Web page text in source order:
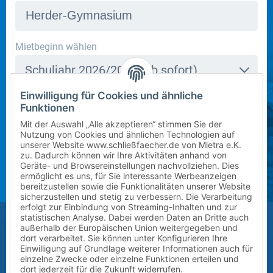
In dieser Schule stehen derzeit leider keine Schließfächer
zur Verfügung. Bitte kontaktieren Sie uns per E-Mail
aninfo@mietra.de.
Mietbeginn wählen
Schuljahr 2026/2027 (ab sofort)
Klasse wählen
Bitte wählen Sie die korrekte Klassenstufe im
kommenden Schuljahr.
5
Zusatz (Klasse a, b, c) wählen
?
Größe des Kindes (Erreichbarkeit des Schließfachs)
Bitte auswählen
Vor-/Nachname des Kindes
Einwilligung für Cookies und ähnliche
Funktionen
Mit der Auswahl „Alle akzeptieren“ stimmen Sie der
Nutzung von Cookies und ähnlichen Technologien auf
unserer Website www.schließfaecher.de von Mietra e.K.
zu. Dadurch können wir Ihre Aktivitäten anhand von
Geräte- und Browsereinstellungen nachvollziehen. Dies
ermöglicht es uns, für Sie interessante Werbeanzeigen
bereitzustellen sowie die Funktionalitäten unserer Website
sicherzustellen und stetig zu verbessern. Die Verarbeitung
erfolgt zur Einbindung von Streaming-Inhalten und zur
statistischen Analyse. Dabei werden Daten an Dritte auch
außerhalb der Europäischen Union weitergegeben und
dort verarbeitet. Sie können unter Konfigurieren Ihre
Einwilligung auf Grundlage weiterer Informationen auch für
einzelne Zwecke oder einzelne Funktionen erteilen und
dort jederzeit für die Zukunft widerrufen.